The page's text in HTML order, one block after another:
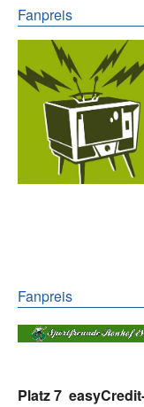
Fanpreis
Fanpreis
Platz 7